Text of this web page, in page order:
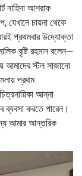
নাহিদা আশরাফ
যেখানে চায়না থেকে
প্রথমবার উদ্যোক্তা
বৃষ্টি রহমান বলেন—
আমাদের স্টল সাজানো
প্রথম
আন্না
করতে পারেন।
আমার আন্তরিক